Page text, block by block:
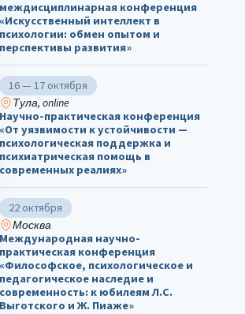
междисциплинарная конференция
«Искусственный интеллект в
психологии: обмен опытом и
перспективы развития»
16 — 17 октября
Тула, online
Научно-практическая конференция
«От уязвимости к устойчивости —
психологическая поддержка и
психиатрическая помощь в
современных реалиях»
22 октября
Москва
Международная научно-
практическая конференция
«Философское, психологическое и
педагогическое наследие и
современность: к юбилеям Л.С.
Выготского и Ж. Пиаже»